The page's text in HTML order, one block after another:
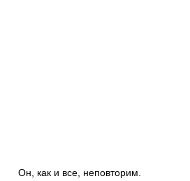
Он, как и все, неповторим.